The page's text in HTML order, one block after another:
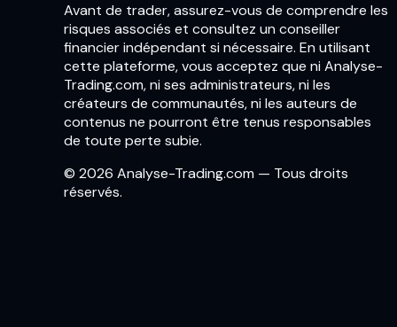
Avant de trader, assurez-vous de comprendre les
risques associés et consultez un conseiller
financier indépendant si nécessaire. En utilisant
cette plateforme, vous acceptez que ni Analyse-
Trading.com, ni ses administrateurs, ni les
créateurs de communautés, ni les auteurs de
contenus ne pourront être tenus responsables
de toute perte subie.
© 2026 Analyse-Trading.com — Tous droits
réservés.